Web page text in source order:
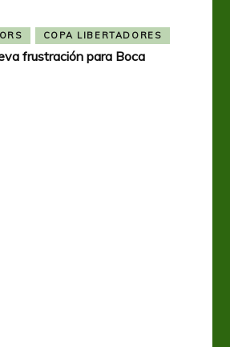
COPA LIBERTADORES
frustración para Boca